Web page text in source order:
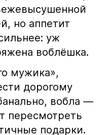
но аппетит
уж
воблёшка.
мужика»,
дорогому
вобла —
пересмотреть
подарки.